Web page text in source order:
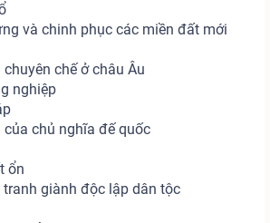
và chinh phục các miền đất mới
chế ở châu Âu
nghiệp
chủ nghĩa đế quốc
ổn
giành độc lập dân tộc